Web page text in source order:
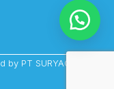
PT SURYACIPTA